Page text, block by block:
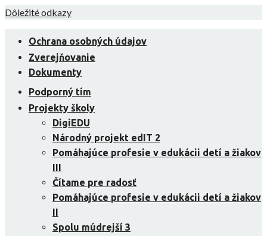
Skip
content
Dôležité odkazy
Ochrana osobných údajov
Zverejňovanie
Dokumenty
Podporný tím
Projekty školy
DigiEDU
Národný projekt edIT 2
Pomáhajúce profesie v edukácii detí a žiakov
III
Čítame pre radosť
Pomáhajúce profesie v edukácii detí a žiakov
II
Spolu múdrejší 3